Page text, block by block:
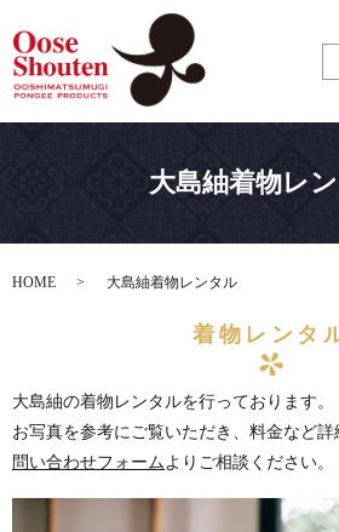
大島紬着物レ
HOME 大島紬着物レンタル
着物レンタ
大島紬の着物レンタルを行っております。
お写真を参考にご覧いただき、料金など
問い合わせフォームよりご相談ください。